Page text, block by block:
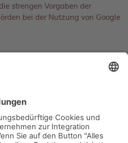
strengen Vorgaben der
bei der Nutzung von Google
Google Ads. Google Ads ist
Google Ireland Limited
Werbeanzeigen in der Google-
auszuspielen, wenn
bei Google eingibt
können zielgerichtete